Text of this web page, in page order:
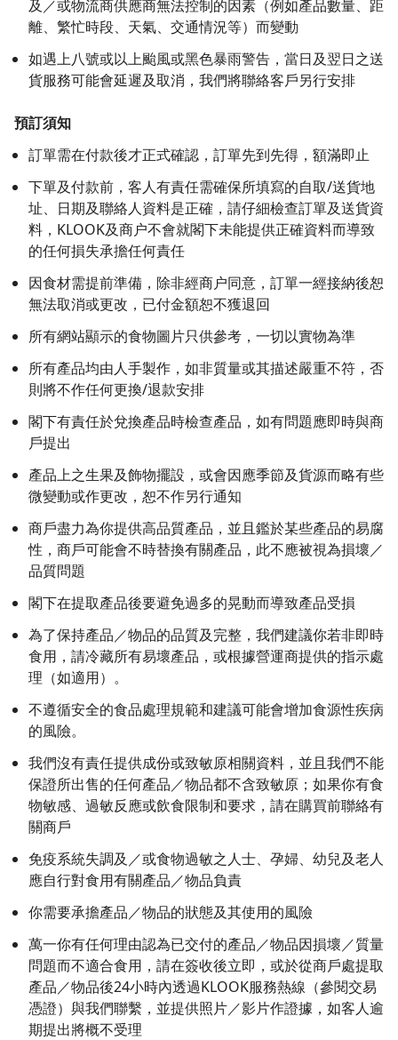
及／或物流商供應商無法控制的因素（例如產品數量、距
離、繁忙時段、天氣、交通情況等）而變動
如遇上八號或以上颱風或黑色暴雨警告，當日及翌日之送
貨服務可能會延遲及取消，我們將聯絡客戶另行安排
預訂須知
訂單需在付款後才正式確認，訂單先到先得，額滿即止
下單及付款前，客人有責任需確保所填寫的自取/送貨地
址、日期及聯絡人資料是正確，請仔細檢查訂單及送貨資
料，KLOOK及商户不會就閣下未能提供正確資料而導致
的任何損失承擔任何責任
因食材需提前準備，除非經商户同意，訂單一經接納後恕
無法取消或更改，已付金額恕不獲退回
所有網站顯示的食物圖片只供參考，一切以實物為準
所有產品均由人手製作，如非質量或其描述嚴重不符，否
則將不作任何更換/退款安排
閣下有責任於兌換產品時檢查產品，如有問題應即時與商
戶提出
產品上之生果及飾物擺設，或會因應季節及貨源而略有些
微變動或作更改，恕不作另行通知
商戶盡力為你提供高品質產品，並且鑑於某些產品的易腐
性，商戶可能會不時替換有關產品，此不應被視為損壞／
品質問題
閣下在提取產品後要避免過多的晃動而導致產品受損
為了保持產品／物品的品質及完整，我們建議你若非即時
食用，請冷藏所有易壞產品，或根據營運商提供的指示處
理（如適用）。
不遵循安全的食品處理規範和建議可能會增加食源性疾病
的風險。
我們沒有責任提供成份或致敏原相關資料，並且我們不能
保證所出售的任何產品／物品都不含致敏原；如果你有食
物敏感、過敏反應或飲食限制和要求，請在購買前聯絡有
關商戶
免疫系統失調及／或食物過敏之人士、孕婦、幼兒及老人
應自行對食用有關產品／物品負責
你需要承擔產品／物品的狀態及其使用的風險
萬一你有任何理由認為已交付的產品／物品因損壞／質量
問題而不適合食用，請在簽收後立即，或於從商戶處提取
產品／物品後24小時內透過KLOOK服務熱線（參閱交易
憑證）與我們聯繫，並提供照片／影片作證據，如客人逾
期提出將概不受理